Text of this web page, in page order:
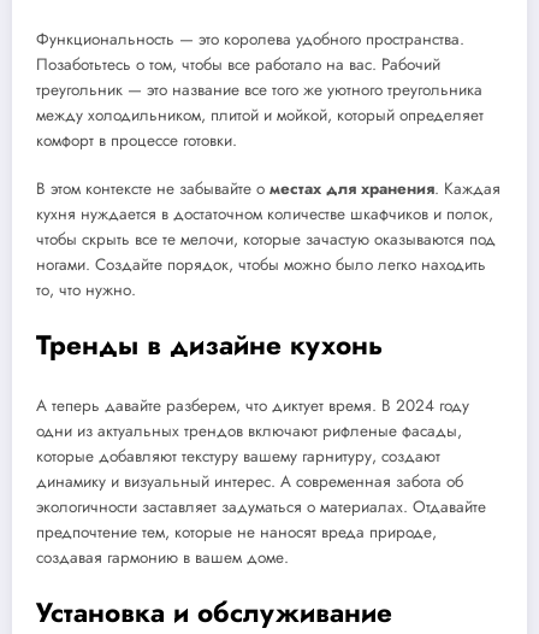
Функциональность — это королева удобного пространства.
Позаботьтесь о том, чтобы все работало на вас. Рабочий
треугольник — это название все того же уютного треугольника
между холодильником, плитой и мойкой, который определяет
комфорт в процессе готовки.
В этом контексте не забывайте о местах для хранения. Каждая
кухня нуждается в достаточном количестве шкафчиков и полок,
чтобы скрыть все те мелочи, которые зачастую оказываются под
ногами. Создайте порядок, чтобы можно было легко находить
то, что нужно.
Тренды в дизайне кухонь
А теперь давайте разберем, что диктует время. В 2024 году
одни из актуальных трендов включают рифленые фасады,
которые добавляют текстуру вашему гарнитуру, создают
динамику и визуальный интерес. А современная забота об
экологичности заставляет задуматься о материалах. Отдавайте
предпочтение тем, которые не наносят вреда природе,
создавая гармонию в вашем доме.
Установка и обслуживание